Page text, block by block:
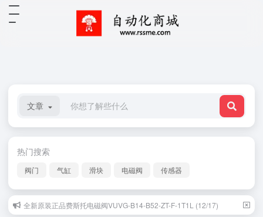
文章
热门搜索
阀门 气缸 滑块 电磁阀 传感器
全新原装正品费斯托电磁阀VUVG-B14-B52-ZT-F-1T1L (12/17)